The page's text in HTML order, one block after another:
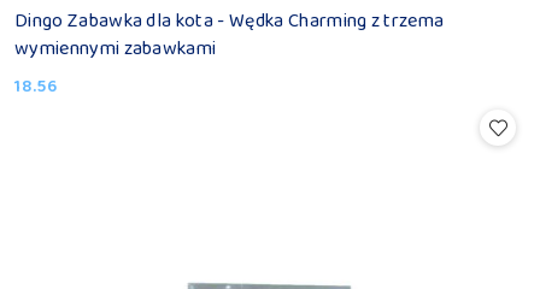
Dingo Zabawka dla kota - Wędka Charming z trzema
wymiennymi zabawkami
Cena:
18.56